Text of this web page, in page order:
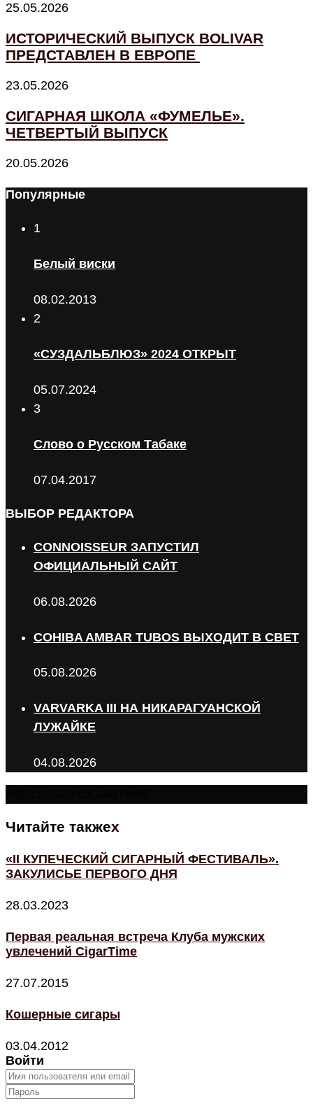
25.05.2026
ИСТОРИЧЕСКИЙ ВЫПУСК BOLIVAR
ПРЕДСТАВЛЕН В ЕВРОПЕ
23.05.2026
СИГАРНАЯ ШКОЛА «ФУМЕЛЬЕ».
ЧЕТВЕРТЫЙ ВЫПУСК
20.05.2026
Популярные
1
Белый виски
08.02.2013
2
«СУЗДАЛЬБЛЮЗ» 2024 ОТКРЫТ
05.07.2024
3
Слово о Русском Табаке
07.04.2017
ВЫБОР РЕДАКТОРА
CONNOISSEUR ЗАПУСТИЛ
ОФИЦИАЛЬНЫЙ САЙТ
06.08.2026
COHIBA AMBAR TUBOS ВЫХОДИТ В СВЕТ
05.08.2026
VARVARKA III НА НИКАРАГУАНСКОЙ
ЛУЖАЙКЕ
04.08.2026
Читайте такжеx
«II КУПЕЧЕСКИЙ СИГАРНЫЙ ФЕСТИВАЛЬ».
ЗАКУЛИСЬЕ ПЕРВОГО ДНЯ
28.03.2023
Первая реальная встреча Клуба мужских
увлечений CigarTime
27.07.2015
Кошерные сигары
03.04.2012
Войти